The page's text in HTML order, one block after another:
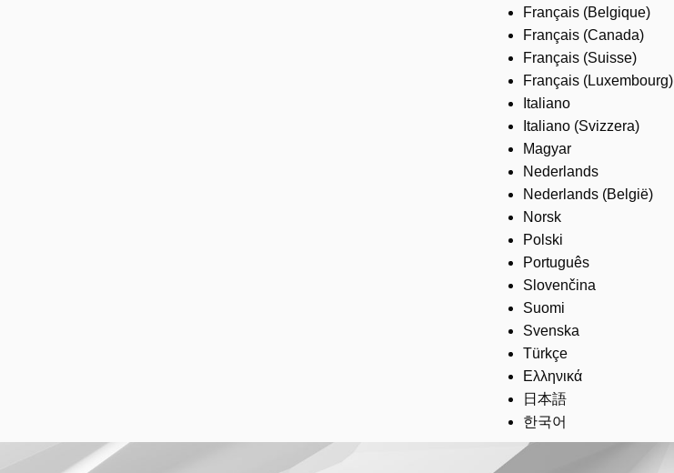
Français (Belgique)
Français (Canada)
Français (Suisse)
Français (Luxembourg)
Italiano
Italiano (Svizzera)
Magyar
Nederlands
Nederlands (België)
Norsk
Polski
Português
Slovenčina
Suomi
Svenska
Türkçe
Ελληνικά
日本語
한국어